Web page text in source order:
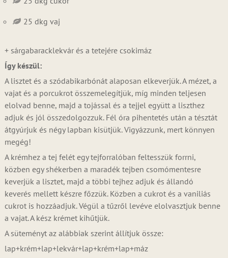
25 dkg vaj
+ sárgabaracklekvár és a tetejére csokimáz
Így készül:
A lisztet és a szódabikarbónát alaposan elkeverjük. A mézet, a
vajat és a porcukrot összemelegítjük, míg minden teljesen
elolvad benne, majd a tojással és a tejjel együtt a liszthez
adjuk és jól összedolgozzuk. Fél óra pihentetés után a tésztát
átgyúrjuk és négy lapban kisütjük. Vigyázzunk, mert könnyen
megég!
A krémhez a tej felét egy tejforralóban feltesszük forrni,
közben egy shékerben a maradék tejben csomómentesre
keverjük a lisztet, majd a többi tejhez adjuk és állandó
keverés mellett készre főzzük. Közben a cukrot és a vaniliás
cukrot is hozzáadjuk. Végül a tűzről levéve elolvasztjuk benne
a vajat. A kész krémet kihűtjük.
A süteményt az alábbiak szerint állítjuk össze:
lap+krém+lap+lekvár+lap+krém+lap+máz